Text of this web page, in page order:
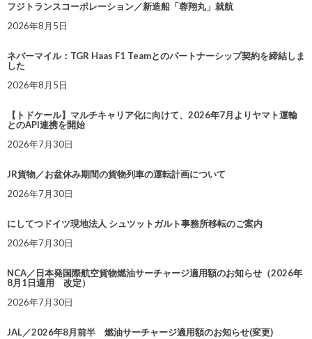
フジトランスコーポレーション／新造船「蓉翔丸」就航
2026年8月5日
ネバーマイル：TGR Haas F1 Teamとのパートナーシップ契約を締結しま
した
2026年8月5日
【トドケール】マルチキャリア化に向けて、2026年7月よりヤマト運輸
とのAPI連携を開始
2026年7月30日
JR貨物／お盆休み期間の貨物列車の運転計画について
2026年7月30日
にしてつドイツ現地法人 シュツットガルト事務所移転のご案内
2026年7月30日
NCA／日本発国際航空貨物燃油サーチャージ適用額のお知らせ（2026年
8月1日適用 改定）
2026年7月30日
JAL／2026年8月前半 燃油サーチャージ適用額のお知らせ(変更)